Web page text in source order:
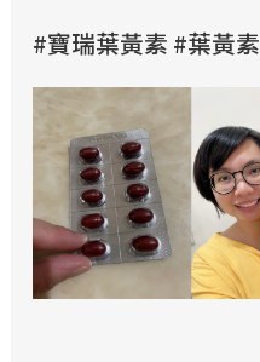
#寶瑞葉黃素 #葉黃